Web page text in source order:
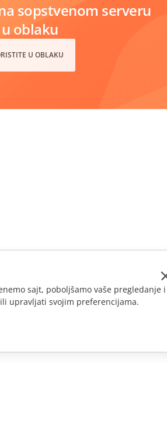
sopstvenom serveru
oblaku
U OBLAKU
sajt, poboljšamo vaše pregledanje i
upravljati svojim preferencijama.